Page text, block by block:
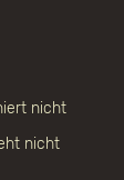
nicht
nicht